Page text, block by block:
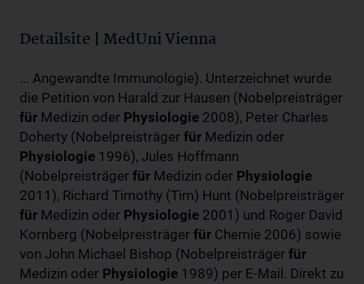
Detailsite | MedUni Vienna
... Angewandte Immunologie). Unterzeichnet wurde
die Petition von Harald zur Hausen (Nobelpreisträger
für Medizin oder Physiologie 2008), Peter Charles
Doherty (Nobelpreisträger für Medizin oder
Physiologie 1996), Jules Hoffmann
(Nobelpreisträger für Medizin oder Physiologie
2011), Richard Timothy (Tim) Hunt (Nobelpreisträger
für Medizin oder Physiologie 2001) und Roger David
Kornberg (Nobelpreisträger für Chemie 2006) sowie
von John Michael Bishop (Nobelpreisträger für
Medizin oder Physiologie 1989) per E-Mail. Direkt zu